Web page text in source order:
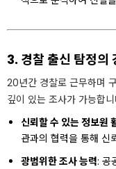
3. 경찰 출신 탐정의
20년간 경찰로 근무하며
깊이 있는 조사가 가능합니
신뢰할 수 있는 정보원
관과의 협력을 통해 신
광범위한 조사 능력: 공